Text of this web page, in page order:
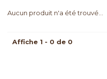
Aucun produit n'a été trouvé...
Affiche 1 - 0 de 0